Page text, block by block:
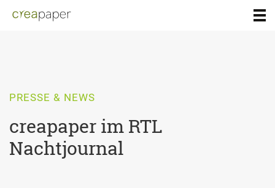
PRESSE & NEWS
creapaper im RTL
Nachtjournal